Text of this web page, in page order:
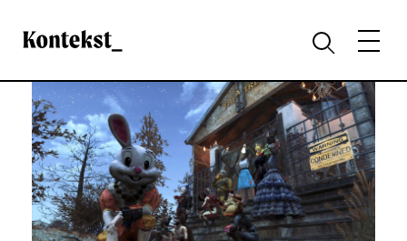
Kontekst
SØKMENY